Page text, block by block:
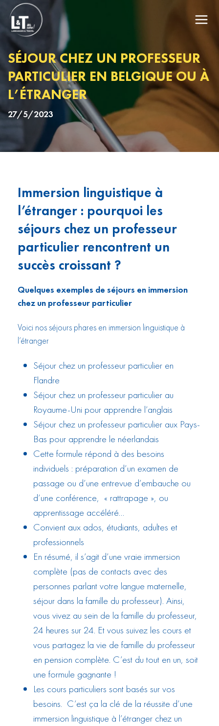
SÉJOUR CHEZ UN PROFESSEUR
PARTICULIER EN BELGIQUE OU À
L’ÉTRANGER
27/5/2023
Immersion linguistique à
l’étranger : pourquoi les
séjours chez un professeur
particulier rencontrent un
succès croissant ?
Quelques exemples de séjours en immersion
chez un professeur particulier
Voici nos séjours phares en immersion linguistique à
l’étranger
Séjour chez un professeur particulier en
Flandre
Séjour chez un professeur particulier au
Royaume-Uni pour apprendre l’anglais
Séjour chez un professeur particulier aux Pays-
Bas pour apprendre le néerlandais
Cette formule répond à des besoins
individuels : préparation d’un examen de
passage ou d’une entrevue d’embauche ou
d’une conférence, « rattrapage », ou
apprentissage accéléré…
Convient aux ados, étudiants, adultes et
professionnels
En résumé, il s’agit d’une vraie immersion
complète (pas de contacts avec des
personnes parlant votre langue maternelle,
séjour dans la famille du professeur). Ainsi,
vous vivez au sein de la famille du professeur,
24 heures sur 24. Et vous suivez les cours et
vous partagez la vie de famille du professeur
en pension complète. C’est du tout en un, soit
une formule gagnante !
Les cours particuliers sont basés sur vos
besoins. C’est ça la clé de la réussite d’une
immersion linguistique à l’étranger chez un